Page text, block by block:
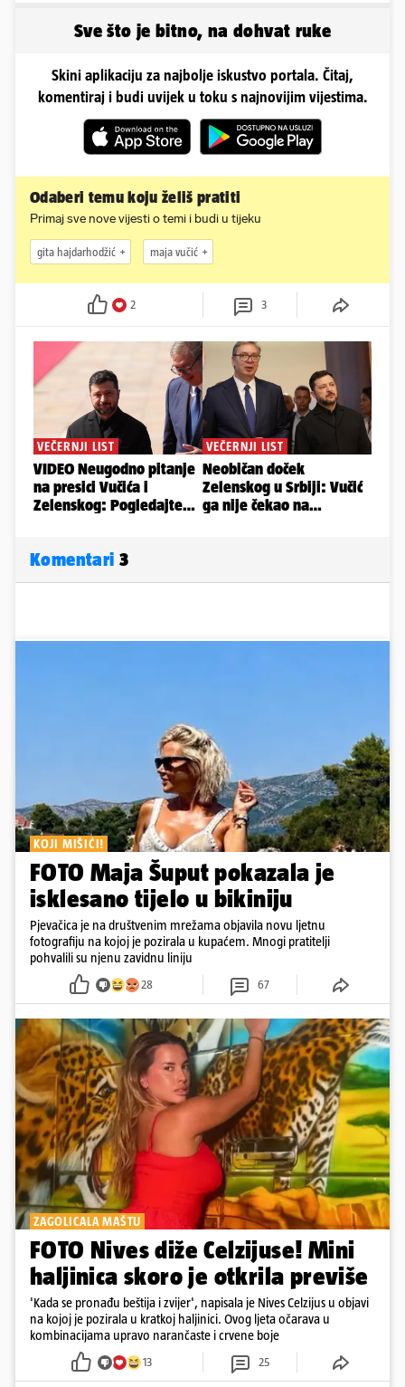
Sve što je bitno, na dohvat ruke
Skini aplikaciju za najbolje iskustvo portala. Čitaj,
komentiraj i budi uvijek u toku s najnovijim vijestima.
Odaberi temu koju želiš pratiti
Primaj sve nove vijesti o temi i budi u tijeku
gita hajdarhodžić maja vučić
2 3
Komentari 3
KOJI MIŠIĆI!
FOTO Maja Šuput pokazala je
isklesano tijelo u bikiniju
Pjevačica je na društvenim mrežama objavila novu ljetnu
fotografiju na kojoj je pozirala u kupaćem. Mnogi pratitelji
pohvalili su njenu zavidnu liniju
28 67
ZAGOLICALA MAŠTU
FOTO Nives diže Celzijuse! Mini
haljinica skoro je otkrila previše
'Kada se pronađu beštija i zvijer', napisala je Nives Celzijus u objavi
na kojoj je pozirala u kratkoj haljinici. Ovog ljeta očarava u
kombinacijama upravo narančaste i crvene boje
13 25